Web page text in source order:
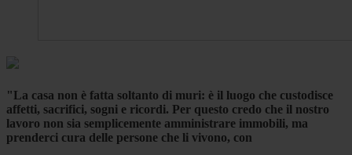
"La casa non è fatta soltanto di muri: è il luogo che custodisce
affetti, sacrifici, sogni e ricordi. Per questo credo che il nostro
lavoro non sia semplicemente amministrare immobili, ma
prenderci cura delle persone che li vivono, con